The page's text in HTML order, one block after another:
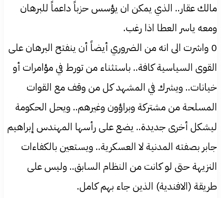
مالك عقار.. الذي يمكن ان يؤسس حزباً داعماً للبرهان
ومعه ياسر العطا اذا رغب.
0 واشرت الى انه من الضروري أيضاً أن ينفتح البرهان على
القوى السياسية كافة.. باستثناء من تورط في مؤامرات أو
خيانات.. ويشرك في المشهد كل من وقف مع القوات
المسلحة من مشتركة وبراؤون وغيرهم.. ويحل الحكومة
ليشكل أخرى جديدة.. يضع على رأسها المهندس إبراهيم
جابر بصفته المدنية لا العسكرية.. ويستعين بالكفاءات
النزيهة حتى لو كانت من النظام السابق.. وليس على
طريقة (الافندية) الذين جاء بهم كامل.